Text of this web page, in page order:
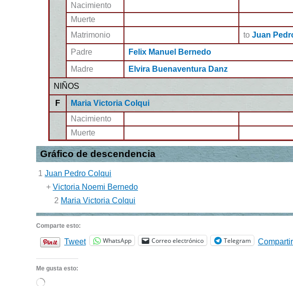
Nacimiento
Muerte
Matrimonio
to Juan
Padre
Felix Manuel Bernedo
Madre
Elvira Buenaventura Danz
NIÑOS
F
Maria Victoria Colqui
Nacimiento
Muerte
Gráfico de descendencia
1 Juan Pedro Colqui
+ Victoria Noemi Bernedo
2 Maria Victoria Colqui
Comparte esto:
Tweet WhatsApp Correo electrónico Telegram
Me gusta esto:
Cargando...